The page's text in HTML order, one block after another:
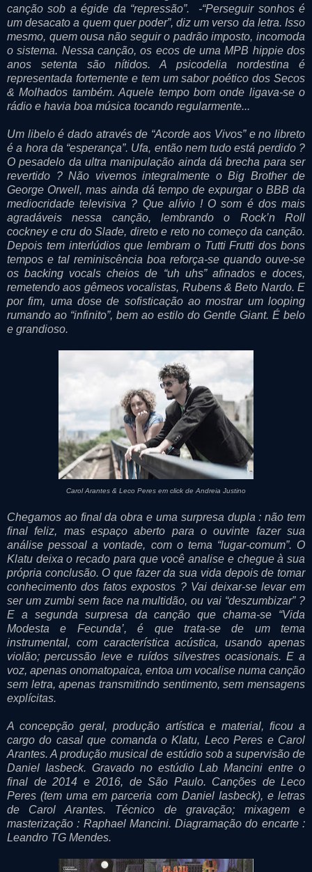
canção sob a égide da “repressão”. -“Perseguir sonhos é
um desacato a quem quer poder”, diz um verso da letra. Isso
mesmo, quem ousa não seguir o padrão imposto, incomoda
o sistema. Nessa canção, os ecos de uma MPB hippie dos
anos setenta são nítidos. A psicodelia nordestina é
representada fortemente e tem um sabor poético dos Secos
& Molhados também. Aquele tempo bom onde ligava-se o
rádio e havia boa música tocando regularmente...
Um libelo é dado através de “Acorde aos Vivos” e no libreto
é a hora da “esperança”. Ufa, então nem tudo está perdido ?
O pesadelo da ultra manipulação ainda dá brecha para ser
revertido ? Não vivemos integralmente o Big Brother de
George Orwell, mas ainda dá tempo de expurgar o BBB da
mediocridade televisiva ? Que alívio ! O som é dos mais
agradáveis nessa canção, lembrando o Rock’n Roll
cockney e cru do Slade, direto e reto no começo da canção.
Depois tem interlúdios que lembram o Tutti Frutti dos bons
tempos e tal reminiscência boa reforça-se quando ouve-se
os backing vocals cheios de “uh uhs” afinados e doces,
remetendo aos gêmeos vocalistas, Rubens & Beto Nardo. E
por fim, uma dose de sofisticação ao mostrar um looping
rumando ao “infinito”, bem ao estilo do Gentle Giant. É belo
e grandioso.
Carol Arantes & Leco Peres em click de Andreia Justino
Chegamos ao final da obra e uma surpresa dupla : não tem
final feliz, mas espaço aberto para o ouvinte fazer sua
análise pessoal a vontade, com o tema “lugar-comum”. O
Klatu deixa o recado para que você analise e chegue à sua
própria conclusão. O que fazer da sua vida depois de tomar
conhecimento dos fatos expostos ? Vai deixar-se levar em
ser um zumbi sem face na multidão, ou vai “deszumbizar” ?
E a segunda surpresa da canção que chama-se “Vida
Modesta e Fecunda’, é que trata-se de um tema
instrumental, com característica acústica, usando apenas
violão; percussão leve e ruídos silvestres ocasionais. E a
voz, apenas onomatopaica, entoa um vocalise numa canção
sem letra, apenas transmitindo sentimento, sem mensagens
explícitas.
A concepção geral, produção artística e material, ficou a
cargo do casal que comanda o Klatu, Leco Peres e Carol
Arantes. A produção musical de estúdio sob a supervisão de
Daniel Iasbeck. Gravado no estúdio Lab Mancini entre o
final de 2014 e 2016, de São Paulo. Canções de Leco
Peres (tem uma em parceria com Daniel Iasbeck), e letras
de Carol Arantes. Técnico de gravação; mixagem e
masterização : Raphael Mancini. Diagramação do encarte :
Leandro TG Mendes.